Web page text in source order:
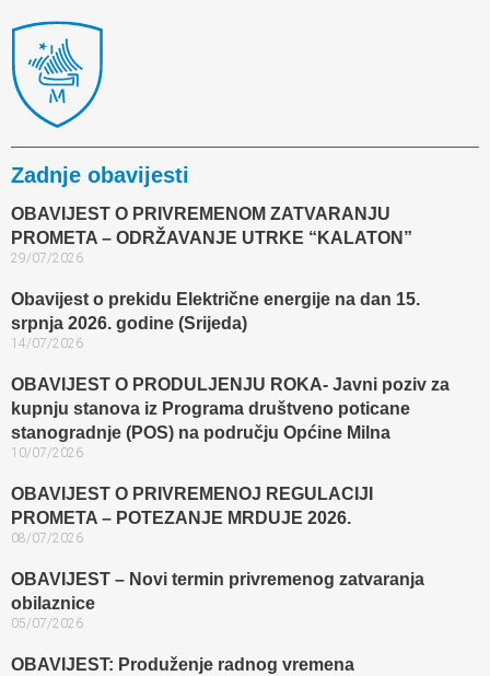
Zadnje obavijesti
OBAVIJEST O PRIVREMENOM ZATVARANJU
PROMETA – ODRŽAVANJE UTRKE “KALATON”
29/07/2026
Obavijest o prekidu Električne energije na dan 15.
srpnja 2026. godine (Srijeda)
14/07/2026
OBAVIJEST O PRODULJENJU ROKA- Javni poziv za
kupnju stanova iz Programa društveno poticane
stanogradnje (POS) na području Općine Milna
10/07/2026
OBAVIJEST O PRIVREMENOJ REGULACIJI
PROMETA – POTEZANJE MRDUJE 2026.
08/07/2026
OBAVIJEST – Novi termin privremenog zatvaranja
obilaznice​
05/07/2026
OBAVIJEST: Produženje radnog vremena